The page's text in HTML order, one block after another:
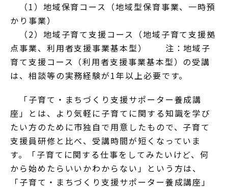
（1）地域保育コース（地域型保育事業、一時預
かり事業）
（2）地域子育て支援コース（地域子育て支援拠
点事業、利用者支援事業基本型） 注：地域子
育て支援コース（利用者支援事業基本型）の受講
は、相談等の実務経験が1年以上必要です。
「子育て・まちづくり支援サポーター養成講
座」とは、より気軽に子育てに関する知識を学び
たい方のために市独自で用意したもので、子育て
支援員研修と比べ、受講時間が短くなっていま
す。「子育てに関する仕事をしてみたいけど、何
から始めたらいいかわからない」という方は、
「子育て・まちづくり支援サポーター養成講座」